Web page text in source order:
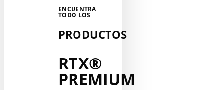
ENCUENTRA
TODO LOS
PRODUCTOS
RTX®
PREMIUM